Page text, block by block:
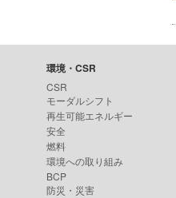
環境・CSR
CSR
モーダルシフト
再生可能エネルギー
安全
燃料
環境への取り組み
BCP
防災・災害